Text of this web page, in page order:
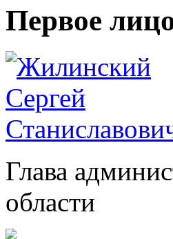
Первое
Глава
области